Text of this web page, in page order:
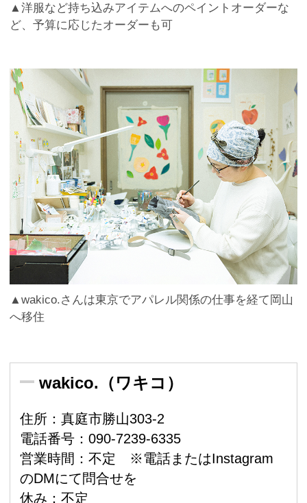
▲洋服など持ち込みアイテムへのペイントオーダーな
ど、予算に応じたオーダーも可
▲wakico.さんは東京でアパレル関係の仕事を経て岡山
へ移住
wakico.（ワキコ）
住所：真庭市勝山303-2
電話番号：090-7239-6335
営業時間：不定 ※電話またはInstagram
のDMにて問合せを
休み：不定